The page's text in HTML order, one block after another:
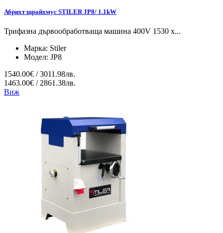
Абрихт щрайхмус STILER JP8/ 1.1kW
Трифазна дървообработваща машина 400V 1530 x...
Марка: Stiler
Модел: JP8
1540.00€ / 3011.98лв.
1463.00€ / 2861.38лв.
Виж